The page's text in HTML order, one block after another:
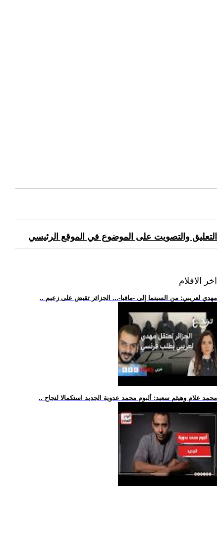
التعليق والتصويت على الموضوع في الموقع الرئيسي
اخر الافلام
.. مهدي لعريبي: من السينما إلى -مافيا-... الجزائر تقبض على زعيم
.. محمد علام وهيثم سعيد: ألبوم محمد عدوية الجديد استكمالا لنجاح